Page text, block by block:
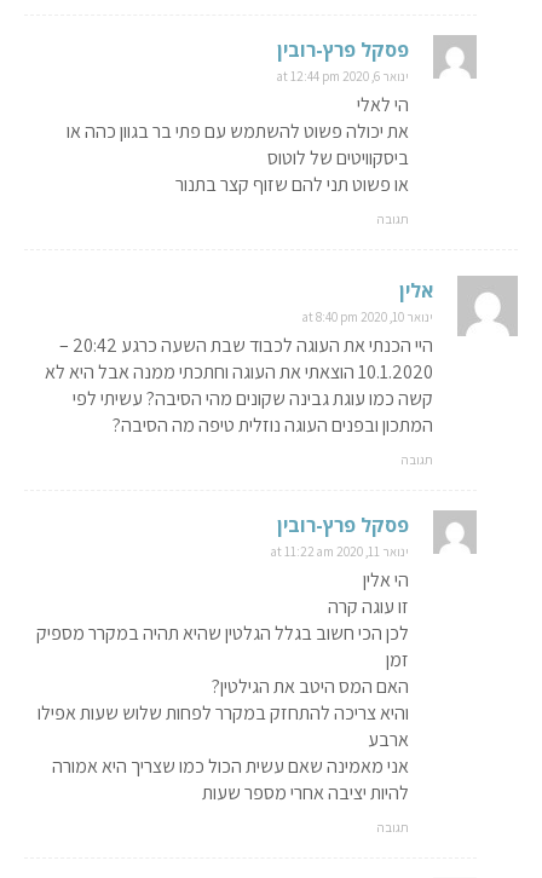
פסקל פרץ-רובין
ינואר 6, 2020 at 12:44 pm
הי לאלי
את יכולה פשוט להשתמש עם פתי בר בגוון כהה או
ביסקוויטים של לוטוס
או פשוט תני להם שזוף קצר בתנור
תגובה
אלין
ינואר 10, 2020 at 8:40 pm
היי הכנתי את העוגה לכבוד שבת השעה כרגע 20:42 –
10.1.2020 הוצאתי את העוגה וחתכתי ממנה אבל היא לא
קשה כמו עוגת גבינה שקונים מהי הסיבה? עשיתי לפי
המתכון ובפנים העוגה נוזלית טיפה מה הסיבה?
תגובה
פסקל פרץ-רובין
ינואר 11, 2020 at 11:22 am
הי אלין
זו עוגה קרה
לכן הכי חשוב בגלל הגלטין שהיא תהיה במקרר מספיק
זמן
האם המס היטב את הגילטין?
והיא צריכה להתחזק במקרר לפחות שלוש שעות אפילו
ארבע
אני מאמינה שאם עשית הכול כמו שצריך היא אמורה
להיות יציבה אחרי מספר שעות
תגובה